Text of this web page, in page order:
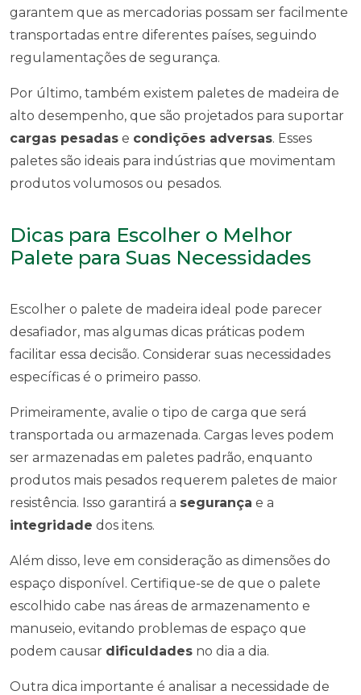
garantem que as mercadorias possam ser facilmente
transportadas entre diferentes países, seguindo
regulamentações de segurança.
Por último, também existem paletes de madeira de
alto desempenho, que são projetados para suportar
cargas pesadas e condições adversas. Esses
paletes são ideais para indústrias que movimentam
produtos volumosos ou pesados.
Dicas para Escolher o Melhor
Palete para Suas Necessidades
Escolher o palete de madeira ideal pode parecer
desafiador, mas algumas dicas práticas podem
facilitar essa decisão. Considerar suas necessidades
específicas é o primeiro passo.
Primeiramente, avalie o tipo de carga que será
transportada ou armazenada. Cargas leves podem
ser armazenadas em paletes padrão, enquanto
produtos mais pesados requerem paletes de maior
resistência. Isso garantirá a segurança e a
integridade dos itens.
Além disso, leve em consideração as dimensões do
espaço disponível. Certifique-se de que o palete
escolhido cabe nas áreas de armazenamento e
manuseio, evitando problemas de espaço que
podem causar dificuldades no dia a dia.
Outra dica importante é analisar a necessidade de